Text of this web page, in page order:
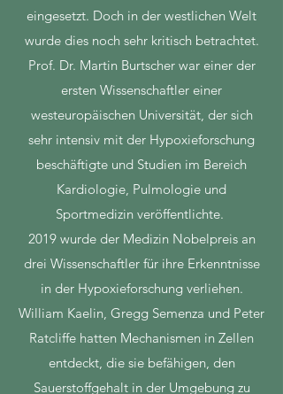
eingesetzt. Doch in der westlichen Welt
wurde dies noch sehr kritisch betrachtet.
Prof. Dr. Martin Burtscher war einer der
ersten Wissenschaftler einer
westeuropäischen Universität, der sich
sehr intensiv mit der Hypoxieforschung
beschäftigte und Studien im Bereich
Kardiologie, Pulmologie und
Sportmedizin veröffentlichte.
2019 wurde der Medizin Nobelpreis an
drei Wissenschaftler für ihre Erkenntnisse
in der Hypoxieforschung verliehen.
William Kaelin, Gregg Semenza und Peter
Ratcliffe hatten Mechanismen in Zellen
entdeckt, die sie befähigen, den
Sauerstoffgehalt in der Umgebung zu